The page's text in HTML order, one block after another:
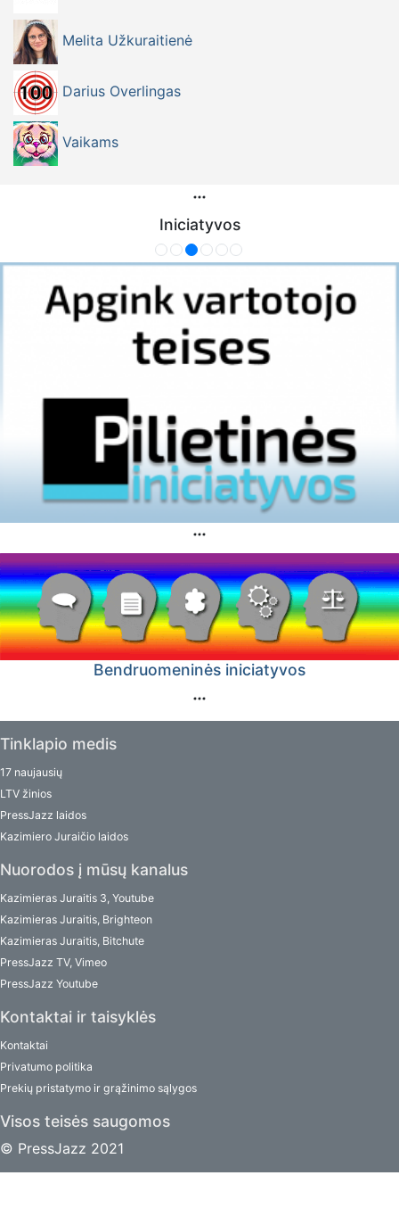
Melita Užkuraitienė
Darius Overlingas
Vaikams
Iniciatyvos
Bendruomeninės iniciatyvos
Tinklapio medis
17 naujausių
LTV žinios
PressJazz laidos
Kazimiero Juraičio laidos
Nuorodos į mūsų kanalus
Kazimieras Juraitis 3, Youtube
Kazimieras Juraitis, Brighteon
Kazimieras Juraitis, Bitchute
PressJazz TV, Vimeo
PressJazz Youtube
Kontaktai ir taisyklės
Kontaktai
Privatumo politika
Prekių pristatymo ir grąžinimo sąlygos
Visos teisės saugomos
© PressJazz 2021